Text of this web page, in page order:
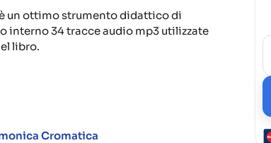
un ottimo strumento didattico di
interno 34 tracce audio mp3 utilizzate
libro.
Cromatica